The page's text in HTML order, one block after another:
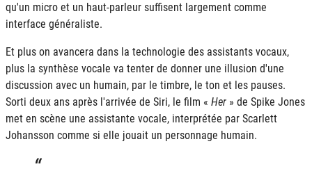
qu'un micro et un haut-parleur suffisent largement comme
interface généraliste.
Et plus on avancera dans la technologie des assistants vocaux,
plus la synthèse vocale va tenter de donner une illusion d'une
discussion avec un humain, par le timbre, le ton et les pauses.
Sorti deux ans après l'arrivée de Siri, le film « Her » de Spike Jones
met en scène une assistante vocale, interprétée par Scarlett
Johansson comme si elle jouait un personnage humain.